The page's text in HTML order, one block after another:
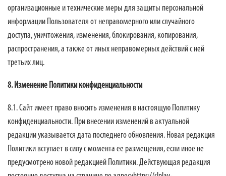
организационные и технические меры для защиты персональной
информации Пользователя от неправомерного или случайного
доступа, уничтожения, изменения, блокирования, копирования,
распространения, а также от иных неправомерных действий с ней
третьих лиц.
8. Изменение Политики конфиденциальности
8.1. Сайт имеет право вносить изменения в настоящую Политику
конфиденциальности. При внесении изменений в актуальной
редакции указывается дата последнего обновления. Новая редакция
Политики вступает в силу с момента ее размещения, если иное не
предусмотрено новой редакцией Политики. Действующая редакция